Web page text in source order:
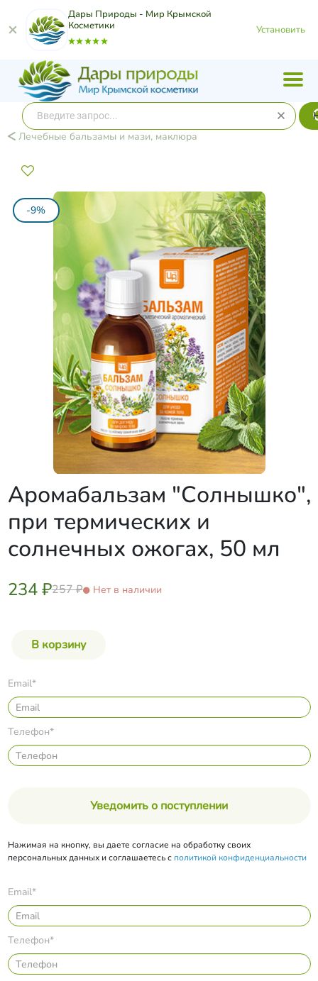
Дары Природы - Мир Крымской
Косметики
Установить
Лечебные бальзамы и мази, маклюра
-9%
Аромабальзам "Солнышко",
при термических и
солнечных ожогах, 50 мл
234 ₽257 ₽ Нет в наличии
Email*
Телефон*
Уведомить о поступлении
Нажимая на кнопку, вы даете согласие на обработку своих
персональных данных и соглашаетесь с политикой конфиденциальности
Email*
Телефон*